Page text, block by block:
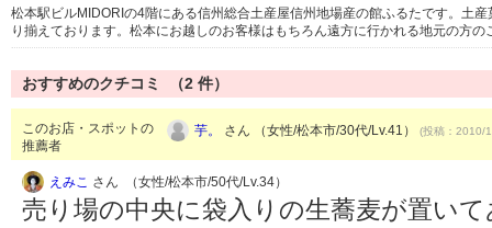
松本駅ビルMIDORIの4階にある信州総合土産屋信州地場産の館ふるたです。土
り揃えております。松本にお越しのお客様はもちろん遠方に行かれる地元の方
おすすめのクチコミ （2 件）
このお店・スポットの
推薦者
芋。 さん （女性/松本市/30代/Lv.41） (投稿：2010/
えみこ さん （女性/松本市/50代/Lv.34）
売り場の中央に袋入りの生蕎麦が置い